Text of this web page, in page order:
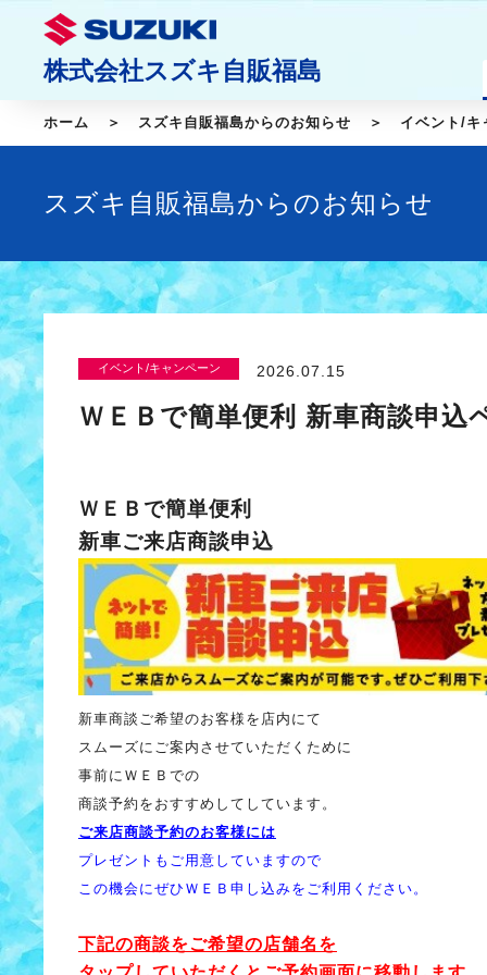
株式会社スズキ自販福島
ホーム スズキ自販福島からのお知らせ イベント/キ
スズキ自販福島からのお知らせ
イベント/キャンペーン 2026.07.15
ＷＥＢで簡単便利 新車商談申込
ＷＥＢで簡単便利
新車ご来店商談申込
新車商談ご希望のお客様を店内にて
スムーズにご案内させていただくために
事前にＷＥＢでの
商談予約をおすすめしてしています。
ご来店商談予約のお客様には
プレゼントもご用意していますので
この機会にぜひＷＥＢ申し込みをご利用ください。
下記の商談をご希望の店舗名を